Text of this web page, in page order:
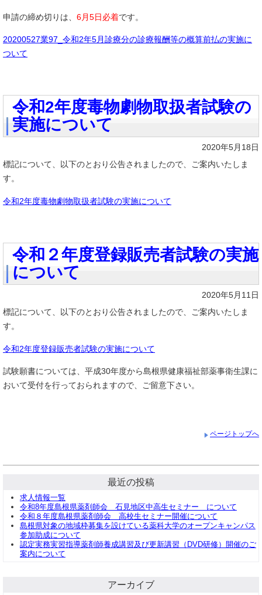
申請の締め切りは、 6月5日必着です。
20200527業97_令和2年5月診療分の診療報酬等の概算前払の実施に
ついて
令和2年度毒物劇物取扱者試験の
実施について
2020年5月18日
標記について、以下のとおり公告されましたので、ご案内いたしま
す。
令和2年度毒物劇物取扱者試験の実施について
令和２年度登録販売者試験の実施
について
2020年5月11日
標記について、以下のとおり公告されましたので、ご案内いたしま
す。
令和2年度登録販売者試験の実施について
試験願書については、平成30年度から島根県健康福祉部薬事衛生課に
おいて受付を行っておられますので、ご留意下さい。
ページトップへ
最近の投稿
求人情報一覧
令和8年度島根県薬剤師会 石見地区中高生セミナー について
令和８年度島根県薬剤師会 高校生セミナー開催について
島根県対象の地域枠募集を設けている薬科大学のオープンキャンパス
参加助成について
認定実務実習指導薬剤師養成講習及び更新講習（DVD研修）開催のご
案内について
アーカイブ